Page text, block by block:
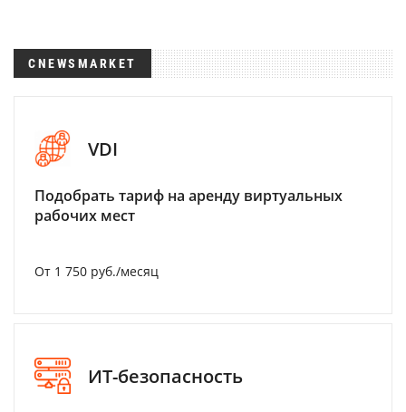
CNEWSMARKET
VDI
Подобрать тариф на аренду виртуальных
рабочих мест
От 1 750 руб./месяц
ИТ-безопасность